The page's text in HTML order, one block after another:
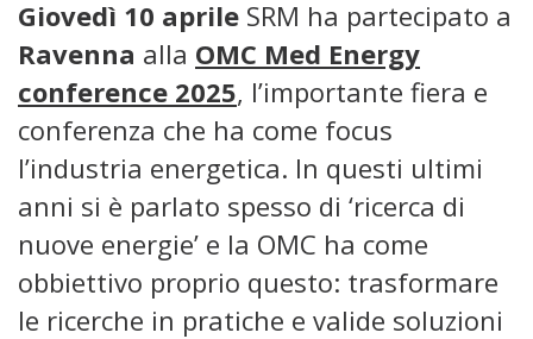
Giovedì 10 aprile SRM ha partecipato a
Ravenna alla OMC Med Energy
conference 2025, l’importante fiera e
conferenza che ha come focus
l’industria energetica. In questi ultimi
anni si è parlato spesso di ‘ricerca di
nuove energie’ e la OMC ha come
obbiettivo proprio questo: trasformare
le ricerche in pratiche e valide soluzioni